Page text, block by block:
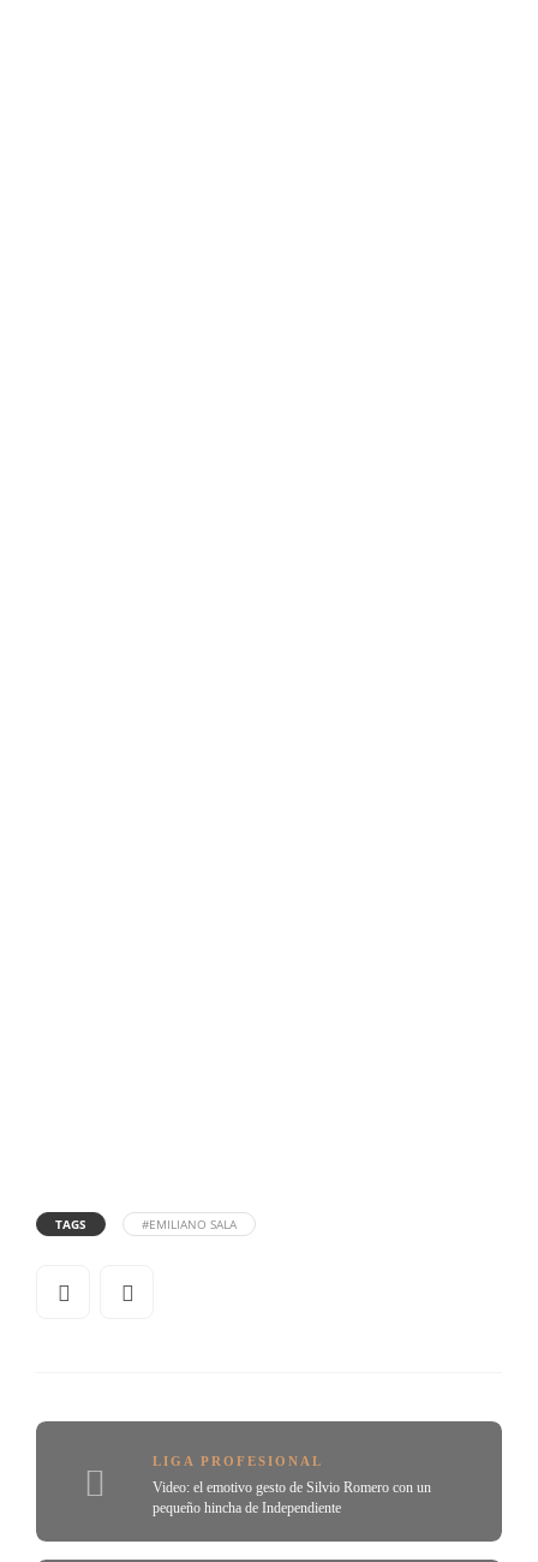
TAGS #EMILIANO SALA
LIGA PROFESIONAL
Video: el emotivo gesto de Silvio Romero con un
pequeño hincha de Independiente